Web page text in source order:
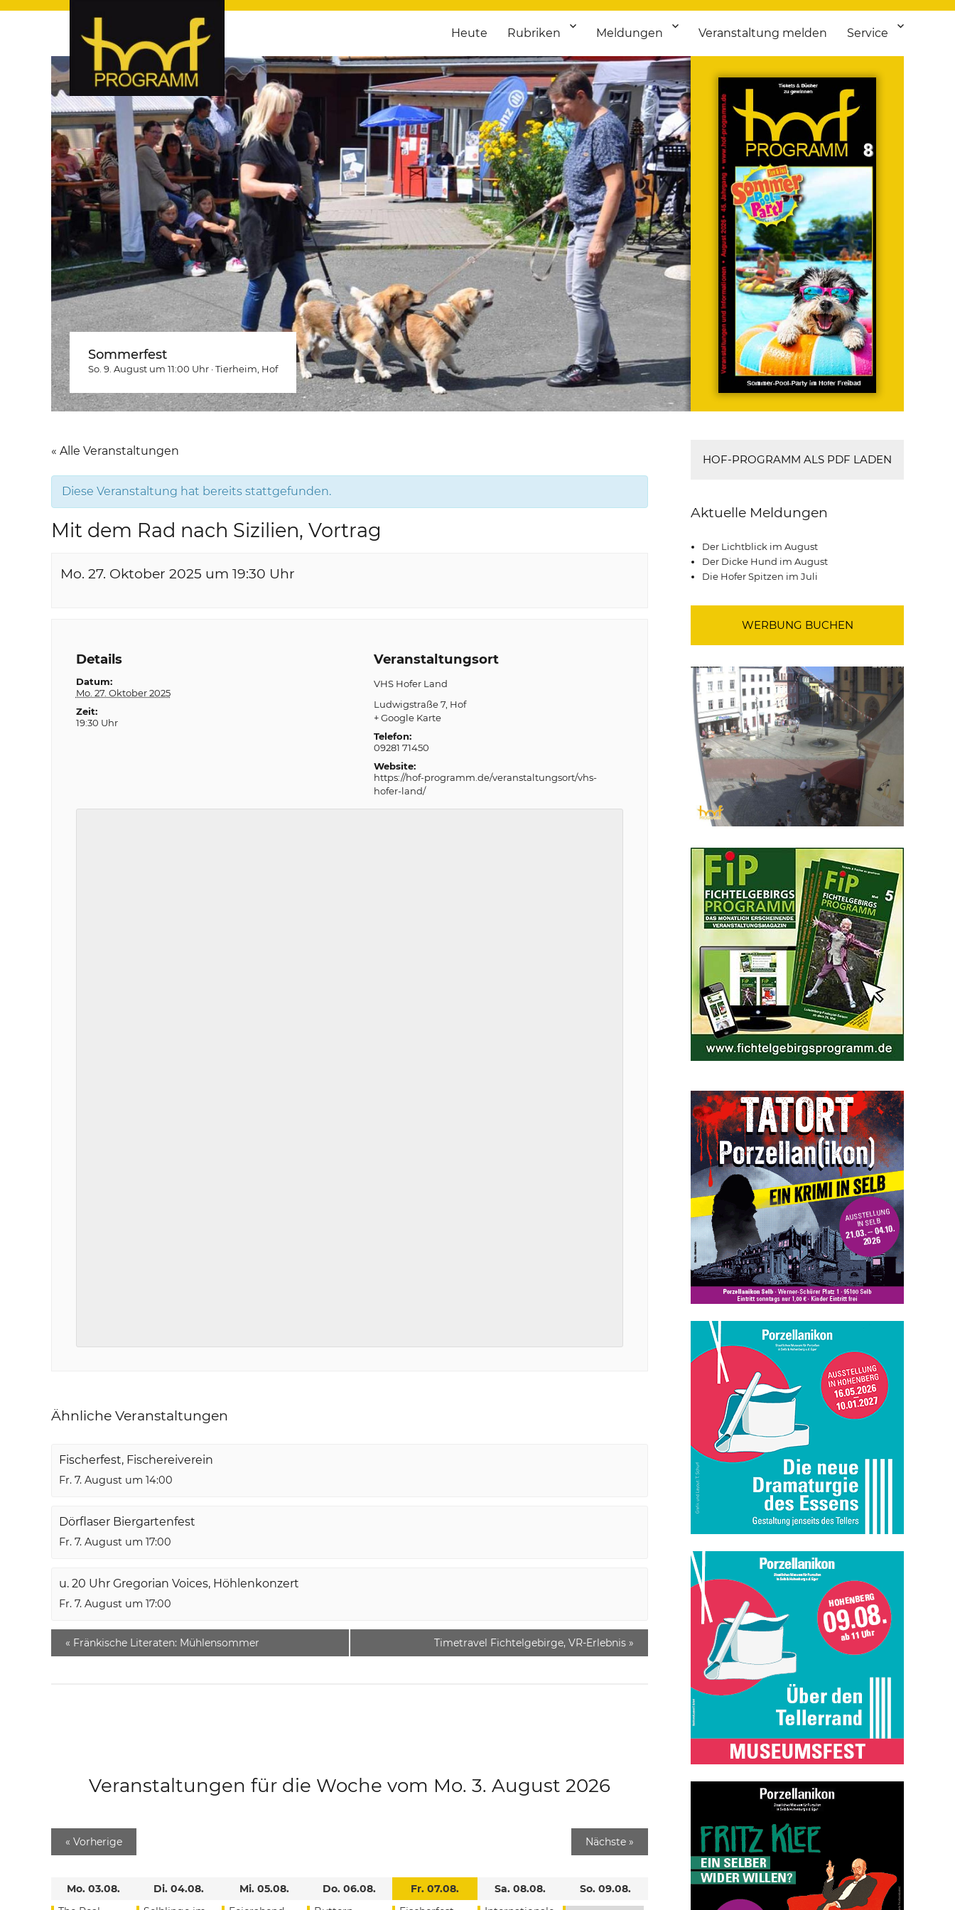
hof-programm – das Veranstaltungsportal für Hochfranken
hof-programm – das Veranstaltungsportal für Hof und Hochfranken. Täglich aktuelle Termine von Kultur bis Sport, von Theater bis Flohmarkt.
Heute Rubriken Meldungen Veranstaltung melden Service
Sommerfest
So. 9. August um 11:00 Uhr ·Tierheim , Hof
« Alle Veranstaltungen
Diese Veranstaltung hat bereits stattgefunden.
Mit dem Rad nach Sizilien, Vortrag
Mo. 27. Oktober 2025 um 19:30 Uhr
Details
Datum:
Mo. 27. Oktober 2025
Zeit:
19:30 Uhr
Veranstaltungsort
VHS Hofer Land
Ludwigstraße 7 Hof
+ Google Karte
Telefon:
09281 71450
Website:
https://hof-programm.de/veranstaltungsort/vhs-
hofer-land/
Ähnliche Veranstaltungen
Fischerfest, Fischereiverein
Fr. 7. August um 14:00
Dörflaser Biergartenfest
Fr. 7. August um 17:00
u. 20 Uhr Gregorian Voices, Höhlenkonzert
Fr. 7. August um 17:00
« Fränkische Literaten: Mühlensommer Timetravel Fichtelgebirge, VR-Erlebnis »
Veranstaltungen für die Woche vom Mo. 3. August 2026
« Vorherige Nächste »
Mo. 03.08.
Di. 04.08.
Mi. 05.08.
Do. 06.08.
Fr. 07.08.
Sa. 08.08.
So. 09.08.
HOF-PROGRAMM ALS PDF LADEN
Aktuelle Meldungen
Der Lichtblick im August
Der Dicke Hund im August
Die Hofer Spitzen im Juli
WERBUNG BUCHEN